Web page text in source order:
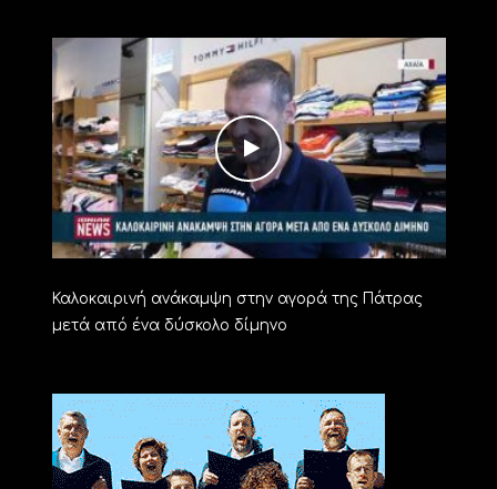
Καλοκαιρινή ανάκαμψη στην αγορά της Πάτρας
μετά από ένα δύσκολο δίμηνο